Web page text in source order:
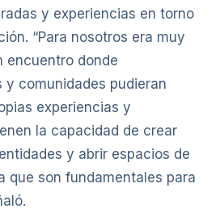
y experiencias en torno
“Para nosotros era muy
encuentro donde
comunidades pudieran
experiencias y
la capacidad de crear
y abrir espacios de
que son fundamentales para